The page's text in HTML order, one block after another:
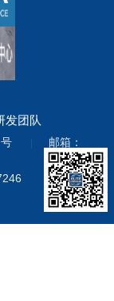
发团队
邮箱：